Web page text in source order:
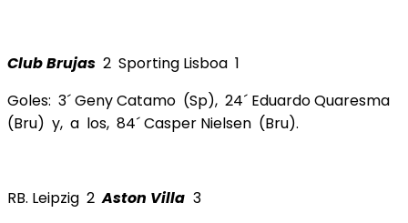
Club Brujas 2 Sporting Lisboa 1
Goles: 3´ Geny Catamo (Sp), 24´ Eduardo Quaresma
(Bru) y, a los, 84´ Casper Nielsen (Bru).
RB. Leipzig 2 Aston Villa 3